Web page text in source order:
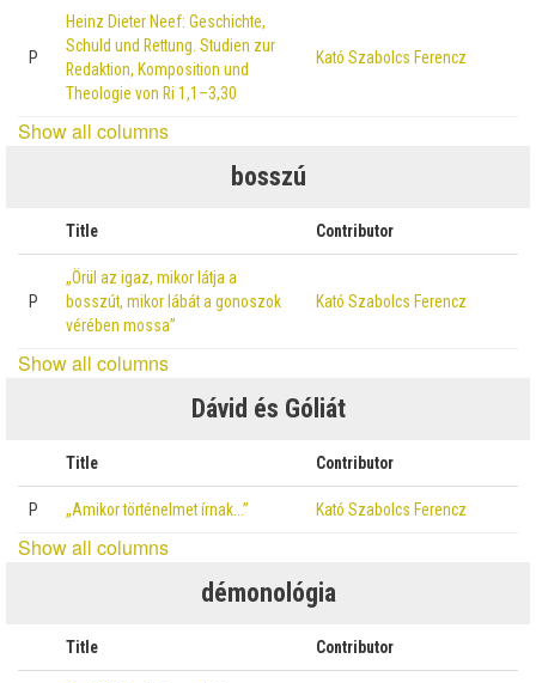
P
Heinz Dieter Neef: Geschichte,
Schuld und Rettung. Studien zur
Redaktion, Komposition und
Theologie von Ri 1,1–3,30
Kató Szabolcs Ferencz
Show all columns
bosszú
Title Contributor
P
„Örül az igaz, mikor látja a
bosszút, mikor lábát a gonoszok
vérében mossa”
Kató Szabolcs Ferencz
Show all columns
Dávid és Góliát
Title Contributor
P „Amikor történelmet írnak…” Kató Szabolcs Ferencz
Show all columns
démonológia
Title Contributor